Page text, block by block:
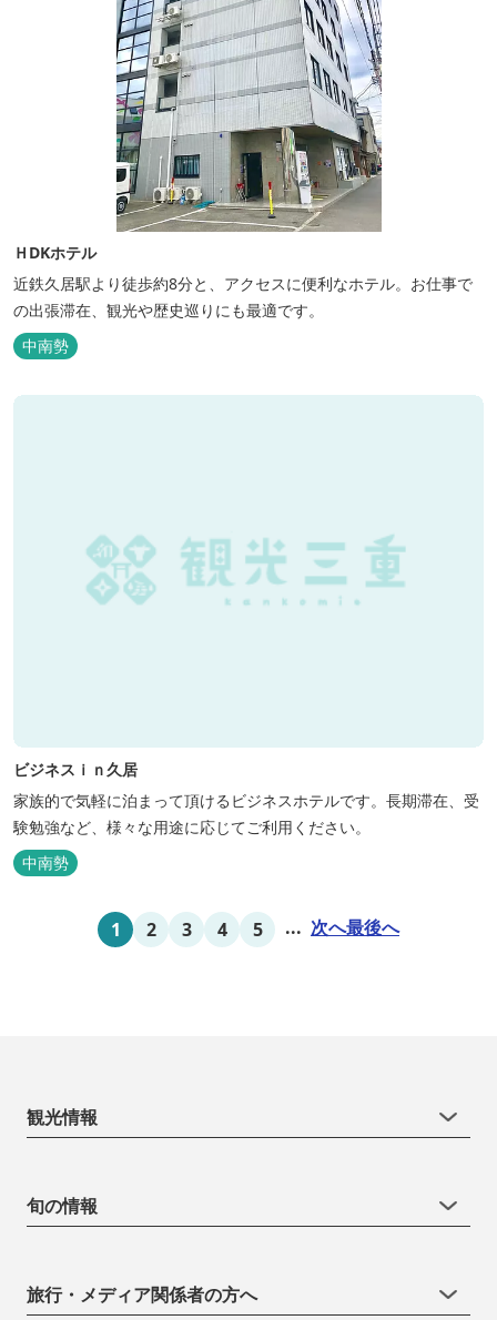
ＨDKホテル
近鉄久居駅より徒歩約8分と、アクセスに便利なホテル。お仕事で
の出張滞在、観光や歴史巡りにも最適です。
中南勢
ビジネスｉｎ久居
家族的で気軽に泊まって頂けるビジネスホテルです。長期滞在、受
験勉強など、様々な用途に応じてご利用ください。
中南勢
1 2 3 4 5 ... 次へ最後へ
観光情報
旬の情報
旅行・メディア関係者の方へ